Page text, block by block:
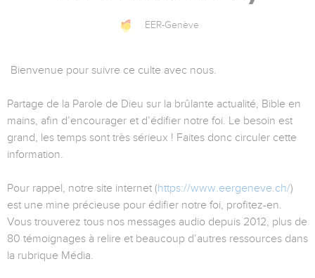
EER-Genève
Bienvenue pour suivre ce culte avec nous.
Partage de la Parole de Dieu sur la brûlante actualité, Bible en
mains, afin d’encourager et d’édifier notre foi. Le besoin est
grand, les temps sont très sérieux ! Faites donc circuler cette
information.
Pour rappel, notre site internet (https://www.eergeneve.ch/)
est une mine précieuse pour édifier notre foi, profitez-en.
Vous trouverez tous nos messages audio depuis 2012, plus de
80 témoignages à relire et beaucoup d’autres ressources dans
la rubrique Média.